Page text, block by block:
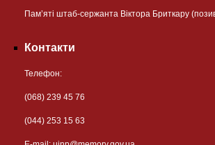
Пам’яті штаб-сержанта Віктора Бриткару
Контакти
Телефон:
(068) 239 45 76
(044) 253 15 63